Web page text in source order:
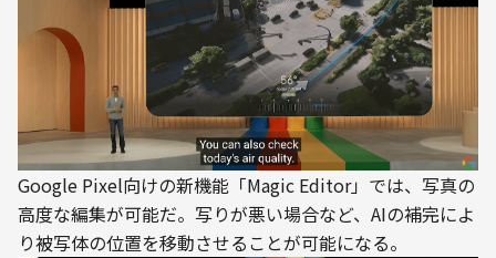
Google Pixel向けの新機能「Magic Editor」では、写真の
高度な編集が可能だ。写りが悪い場合など、AIの補完によ
り被写体の位置を移動させることが可能になる。